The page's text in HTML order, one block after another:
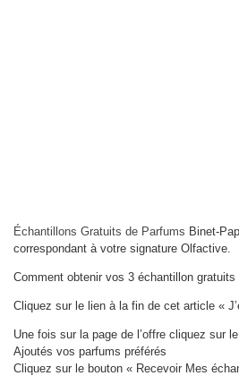
Échantillons Gratuits de Parfums Binet-
correspondant à votre signature Olfactive.
Comment obtenir vos 3 échantillon gratuits
Cliquez sur le lien à la fin de cet article «
Une fois sur la page de l’offre cliquez sur
Ajoutés vos parfums préférés
Cliquez sur le bouton « Recevoir Mes